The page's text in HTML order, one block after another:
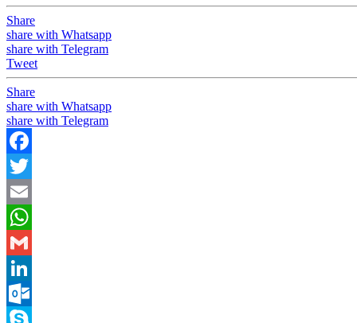
Share
share with Whatsapp
share with Telegram
Tweet
Share
share with Whatsapp
share with Telegram
Facebook
Twitter
Email
WhatsApp
Gmail
LinkedIn
Outlook.com